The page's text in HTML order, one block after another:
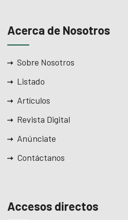
Acerca de Nosotros
Sobre Nosotros
Listado
Artículos
Revista Digital
Anúnciate
Contáctanos
Accesos directos